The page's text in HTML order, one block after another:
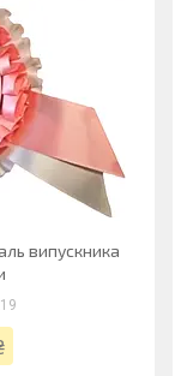
випускника